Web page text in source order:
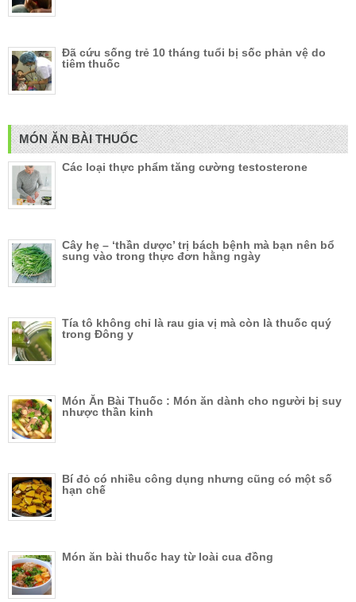
Đã cứu sống trẻ 10 tháng tuổi bị sốc phản vệ do
tiêm thuốc
MÓN ĂN BÀI THUỐC
Các loại thực phẩm tăng cường testosterone
Cây hẹ – ‘thần dược’ trị bách bệnh mà bạn nên bổ
sung vào trong thực đơn hằng ngày
Tía tô không chỉ là rau gia vị mà còn là thuốc quý
trong Đông y
Món Ăn Bài Thuốc : Món ăn dành cho người bị suy
nhược thần kinh
Bí đỏ có nhiều công dụng nhưng cũng có một số
hạn chế
Món ăn bài thuốc hay từ loài cua đồng